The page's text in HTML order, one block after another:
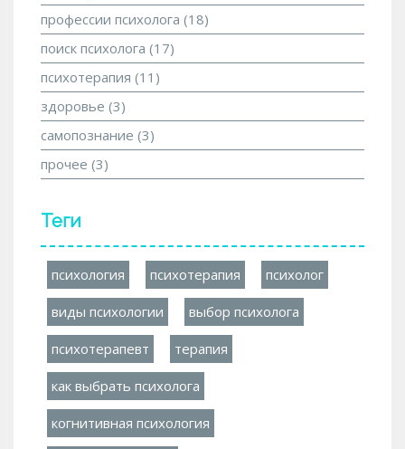
профессии психолога (18)
поиск психолога (17)
психотерапия (11)
здоровье (3)
самопознание (3)
прочее (3)
Теги
психология психотерапия психолог
виды психологии выбор психолога
психотерапевт терапия
как выбрать психолога
когнитивная психология